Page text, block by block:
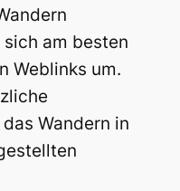
am besten
Weblinks um.
Wandern in